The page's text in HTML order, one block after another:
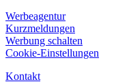
Werbeagentur
Kurzmeldungen
Werbung schalten
Cookie-Einstellungen
Kontakt